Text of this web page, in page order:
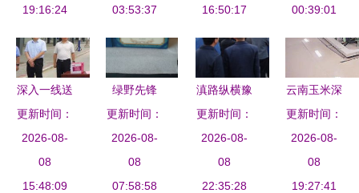
规在玉溪发
19:16:24
03:53:37
民段安全隐
16:50:17
麦隆咖啡智
省公路局
00:39:01
深入一线送
清凉 精准
调研促发展
——河北省
能源化工工
更新时间：
2026-08-
08
15:48:09
绿野先锋
施甸县民心
农产品合作
社与省公路
局的富民探
更新时间：
2026-08-
08
07:58:58
滇路纵横豫
种新辉——
2020河南
省秋季种子
信息交流暨
更新时间：
2026-08-
08
22:35:28
云南玉米深
加工破局
从“卖原
粮”到“卖产
品” 折射农
更新时间：
2026-08-
08
19:27:41